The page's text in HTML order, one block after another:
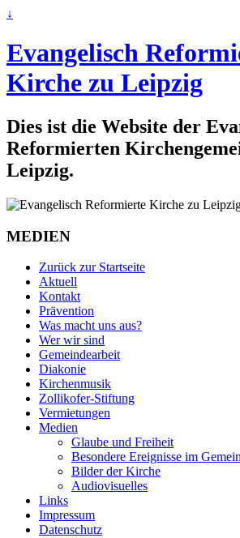
↓
Evangelisch
Kirche zu Leipzig
Dies ist die Website der
Reformierten
Leipzig.
MEDIEN
Zurück zur Startseite
Aktuell
Kontakt
Prävention
Was macht uns aus?
Wer wir sind
Gemeindearbeit
Diakonie
Kirchenmusik
Zollikofer-Stiftung
Vermietungen
Medien
Glaube und Freiheit
Besondere Ereignisse im
Bilder der Kirche
Audiovisuelles
Links
Impressum
Datenschutz